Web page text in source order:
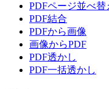
PDFページ並べ替
PDF結合
PDFから画像
画像からPDF
PDF透かし
PDF一括透かし